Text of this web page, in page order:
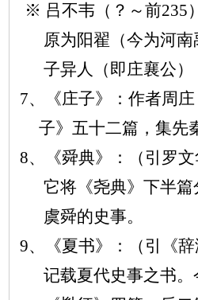
※ 吕不韦（？～前235
原为阳翟（今为河
子异人（即庄襄公
7、《庄子》：作者周
子》五十二篇，集先
8、《舜典》：（引罗
它将《尧典》下半
虞舜的史事。
9、《夏书》：（引《
记载夏代史事之书